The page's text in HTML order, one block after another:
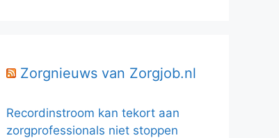
Zorgnieuws van Zorgjob.nl
Recordinstroom kan tekort aan
zorgprofessionals niet stoppen